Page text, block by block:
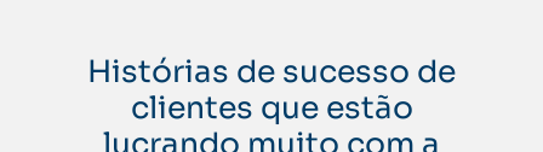
Histórias de sucesso de
clientes que estão